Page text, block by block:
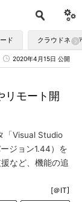
ド クラウドネイ
2020年4月15日 公開
リモート開
「Visual Studio
ジョン1.44）を
など、機能の追
[＠IT]